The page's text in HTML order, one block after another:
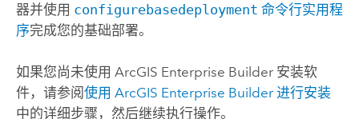
器并使用 configurebasedeployment 命令行实用程
序完成您的基础部署。
如果您尚未使用 ArcGIS Enterprise Builder 安装软
件，请参阅使用 ArcGIS Enterprise Builder 进行安装
中的详细步骤，然后继续执行操作。